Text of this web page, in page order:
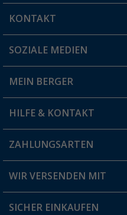
KONTAKT
Du hast eine Frage?
Filiale finden
SOZIALE MEDIEN
MEIN BERGER
Vorteilskarte
Blog
Jobs & Karriere
HILFE & KONTAKT
FAQ & Kontakt
Versandinformationen
ZAHLUNGSARTEN
WIR VERSENDEN MIT
SICHER EINKAUFEN